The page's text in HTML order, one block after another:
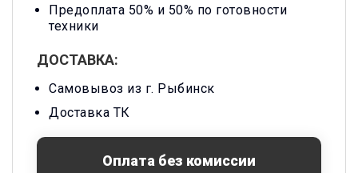
Предоплата 50% и 50% по готовности
техники
ДОСТАВКА:
Самовывоз из г. Рыбинск
Доставка ТК
Оплата без комиссии